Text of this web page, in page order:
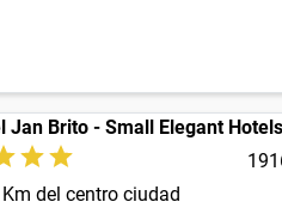
Jan Brito - Small Elegant Hotels
del centro ciudad